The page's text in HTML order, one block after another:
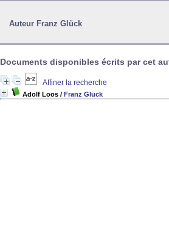
Auteur Franz Glück
Documents disponibles écrits par cet
Affiner la recherche
Adolf Loos / Franz Glück